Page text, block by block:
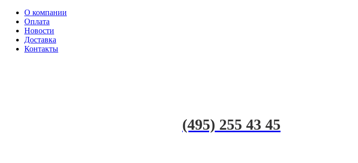
О компании
Оплата
Новости
Доставка
Контакты
(495) 255 43 45